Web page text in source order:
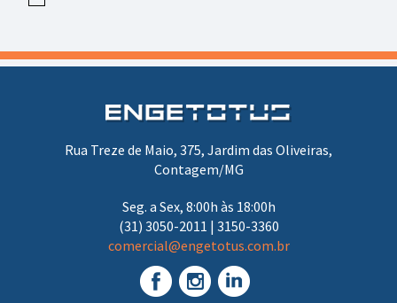
Rua Treze de Maio, 375, Jardim das Oliveiras,
Contagem/MG
Seg. a Sex, 8:00h às 18:00h
(31) 3050-2011 | 3150-3360
comercial@engetotus.com.br